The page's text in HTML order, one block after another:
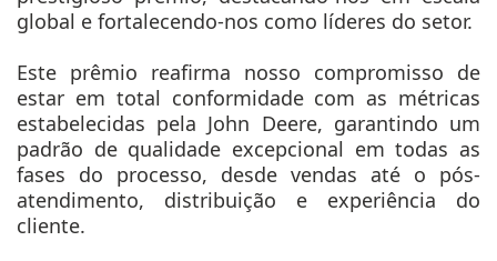
global e fortalecendo-nos como líderes do setor.
Este prêmio reafirma nosso compromisso de
estar em total conformidade com as métricas
estabelecidas pela John Deere, garantindo um
padrão de qualidade excepcional em todas as
fases do processo, desde vendas até o pós-
atendimento, distribuição e experiência do
cliente.